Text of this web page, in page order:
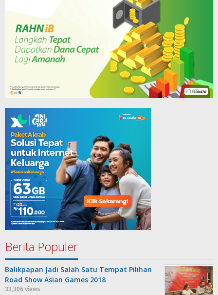
Berita Populer
Balikpapan Jadi Salah Satu Tempat Pilihan
Road Show Asian Games 2018
33,306 views